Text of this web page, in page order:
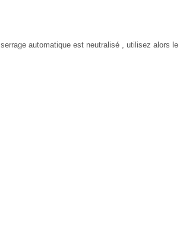
automatique est neutralisé , utilisez alors le